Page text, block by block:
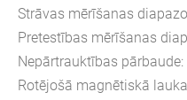
Strāvas mērīšanas
Pretestības mērīšanas
Nepārtrauktības
Rotējošā magnētiskā